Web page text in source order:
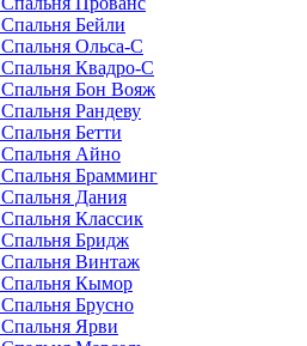
Спальня Бейли
Спальня Ольса-С
Спальня Квадро-С
Спальня Бон Вояж
Спальня Рандеву
Спальня Бетти
Спальня Айно
Спальня Брамминг
Спальня Дания
Спальня Классик
Спальня Бридж
Спальня Винтаж
Спальня Кымор
Спальня Брусно
Спальня Ярви